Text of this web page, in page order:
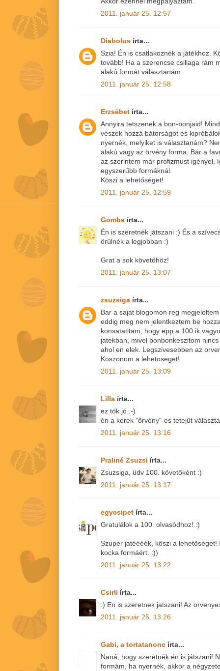
2011. január 25. 12:57
Diabolus írta...
Szia! Én is csatlakoznék a játékhoz.
tovább! Ha a szerencse csillaga rám
alakú formát választanám.
2011. január 25. 12:58
Erzsébet írta...
Annyira tetszenek a bon-bonjaid!
veszek hozzá bátorságot és
nyernék, melyiket is választanám?
alakú vagy az örvény forma. Bár a
az szerintem már profizmust igényel,
egyszerűbb formáknál.
Köszi a lehetőséget!
2011. január 25. 12:59
Gomba írta...
Én is szeretnék játszani :) És a
örülnék a legjobban :)
Grat a sok követőhöz!
2011. január 25. 13:07
zsuzsiga írta...
Bar a sajat blogomon reg
eddig meg nem jelentkeztem be
konsatatltam, hogy epp a 100.ik
jatekban, mivel bonbonkeszitom
ahol en elek. Legszivesebben az
Koszonom a lehetoseget!
2011. január 25. 13:09
Lilla írta...
ez tök jó .-)
én a kerek "örvény"-es tetejűt
2011. január 25. 13:16
Praliné Zsuzsi írta...
Zsuzsiga, üdv 100. követőként :)
2011. január 25. 13:17
egycsipet írta...
Gratulálok a 100. olvasódhoz! :)
Szuper játéééék, köszi a
kocka formáért. :))
2011. január 25. 13:22
Csirli írta...
:) En is szeretnek jatszani! Az
2011. január 25. 13:26
Gabi, a tortatanonc írta...
Naná, hogy szeretnék én is játszani!
formám, ha nyernék, akkor a